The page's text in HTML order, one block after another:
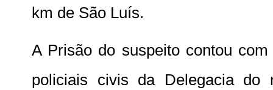
km de São Luís.
A Prisão do suspeito contou
policiais civis da Delegacia do